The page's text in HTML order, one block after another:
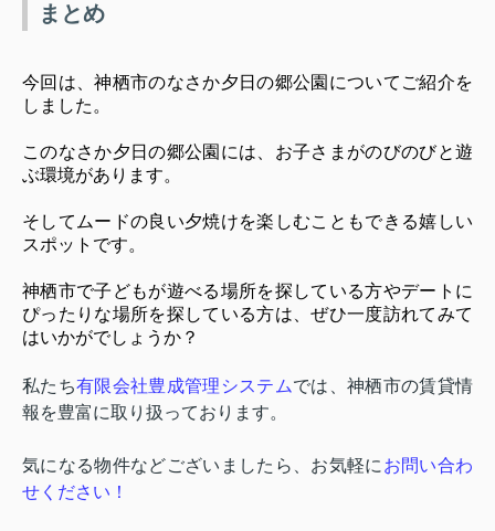
まとめ
今回は、神栖市のなさか夕日の郷公園についてご紹介を
しました。
このなさか夕日の郷公園には、お子さまがのびのびと遊
ぶ環境があります。
そしてムードの良い夕焼けを楽しむこともできる嬉しい
スポットです。
神栖市で子どもが遊べる場所を探している方やデートに
ぴったりな場所を探している方は、ぜひ一度訪れてみて
はいかがでしょうか？
私たち有限会社豊成管理システムでは、神栖市の賃貸情
報を豊富に取り扱っております。
気になる物件などございましたら、お気軽に お問い合わ
せください！